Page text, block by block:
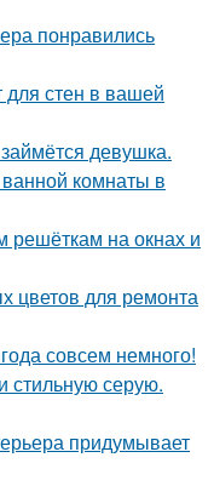
понравились
стен в вашей
девушка.
комнаты в
решёткам на окнах и
цветов для ремонта
совсем немного!
стильную серую.
придумывает